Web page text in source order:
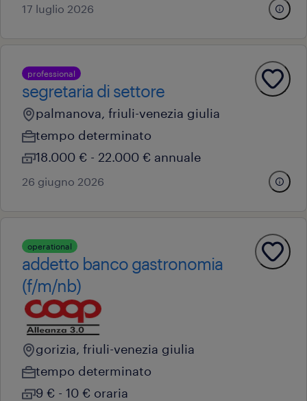
17 luglio 2026
professional
segretaria di settore
palmanova, friuli-venezia giulia
tempo determinato
18.000 € - 22.000 € annuale
26 giugno 2026
operational
addetto banco gastronomia
(f/m/nb)
gorizia, friuli-venezia giulia
tempo determinato
9 € - 10 € oraria